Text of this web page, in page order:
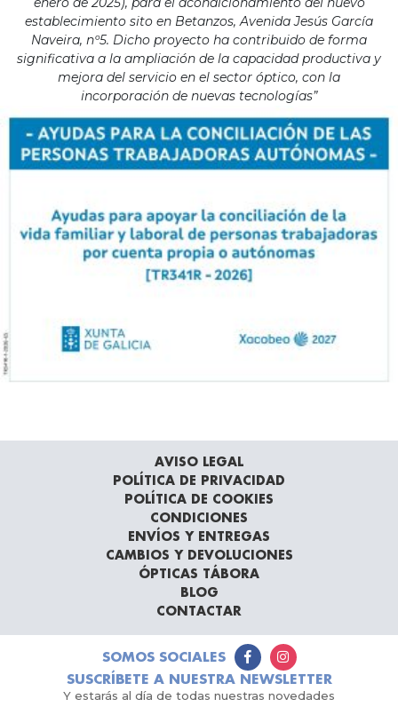
establecimiento sito en Betanzos, Avenida Jesús García
Naveira, nº5. Dicho proyecto ha contribuido de forma
significativa a la ampliación de la capacidad productiva y
mejora del servicio en el sector óptico, con la
incorporación de nuevas tecnologías”
AVISO LEGAL
POLÍTICA DE PRIVACIDAD
POLÍTICA DE COOKIES
CONDICIONES
ENVÍOS Y ENTREGAS
CAMBIOS Y DEVOLUCIONES
ÓPTICAS TÁBORA
BLOG
CONTACTAR
SOMOS SOCIALES
SUSCRÍBETE A NUESTRA NEWSLETTER
Y estarás al día de todas nuestras novedades